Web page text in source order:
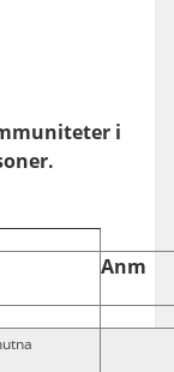
i
Anm